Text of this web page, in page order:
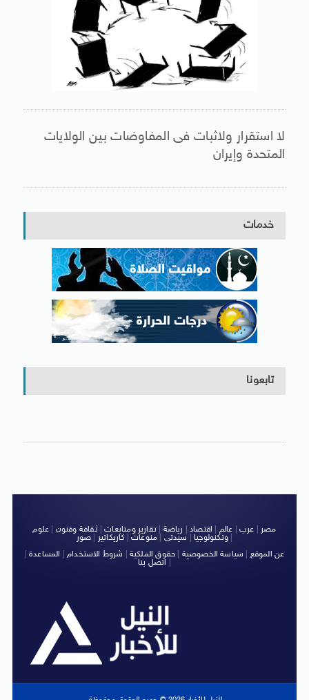
لا استقرار ولاثبات فى المفاوضات بين الولايات
المتحدة وإيران
خدمات
تابعونا
مصر عرب عالم اقتصاد رياضة |تقارير ومتابعات|ثقافة وفنون
علوم
وتكنولوجيا| سيدتى منوعات كاريكاتير صور
|
عن الموقع
سياسة الخصوصية حقوق الملكية شروط الاستخدام| المساعدة|
اتصل بنا